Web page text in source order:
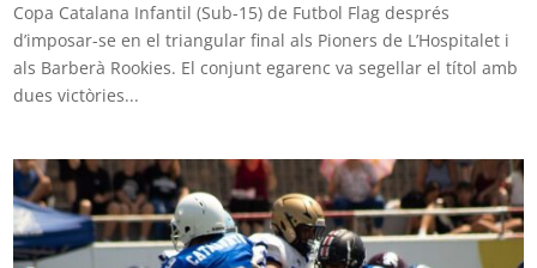
Copa Catalana Infantil (Sub-15) de Futbol Flag després
d’imposar-se en el triangular final als Pioners de L’Hospitalet i
als Barberà Rookies. El conjunt egarenc va segellar el títol amb
dues victòries...